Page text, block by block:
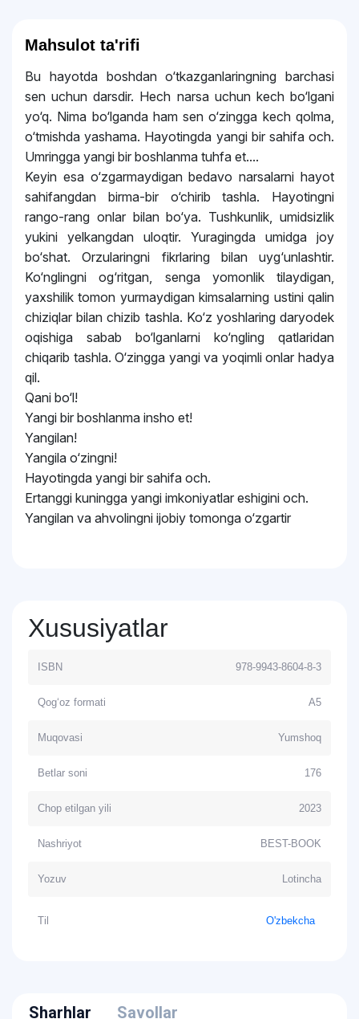
Mahsulot ta'rifi
Bu hayotda boshdan o‘tkazganlaringning barchasi
sen uchun darsdir. Hech narsa uchun kech bo‘lgani
yo‘q. Nima bo‘lganda ham sen o‘zingga kech qolma,
o‘tmishda yashama. Hayotingda yangi bir sahifa och.
Umringga yangi bir boshlanma tuhfa et....
Keyin esa o‘zgarmaydigan bedavo narsalarni hayot
sahifangdan birma-bir o‘chirib tashla. Hayotingni
rango-rang onlar bilan bo‘ya. Tushkunlik, umidsizlik
yukini yelkangdan uloqtir. Yuragingda umidga joy
bo‘shat. Orzularingni fikrlaring bilan uyg‘unlashtir.
Ko‘nglingni og‘ritgan, senga yomonlik tilaydigan,
yaxshilik tomon yurmaydigan kimsalarning ustini qalin
chiziqlar bilan chizib tashla. Ko‘z yoshlaring daryodek
oqishiga sabab bo‘lganlarni ko‘ngling qatlaridan
chiqarib tashla. O‘zingga yangi va yoqimli onlar hadya
qil.
Qani bo‘l!
Yangi bir boshlanma insho et!
Yangilan!
Yangila o‘zingni!
Hayotingda yangi bir sahifa och.
Ertanggi kuningga yangi imkoniyatlar eshigini och.
Yangilan va ahvolingni ijobiy tomonga o‘zgartir
Xususiyatlar
ISBN 978-9943-8604-8-3
Qog‘oz formati A5
Muqovasi Yumshoq
Betlar soni 176
Chop etilgan yili 2023
Nashriyot BEST-BOOK
Yozuv Lotincha
Til O'zbekcha
Sharhlar Savollar